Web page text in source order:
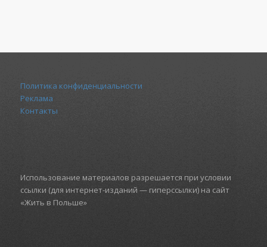
Политика конфиденциальности
Реклама
Контакты
Использование материалов разрешается при условии
ссылки (для интернет-изданий — гиперссылки) на сайт
«Жить в Польше»